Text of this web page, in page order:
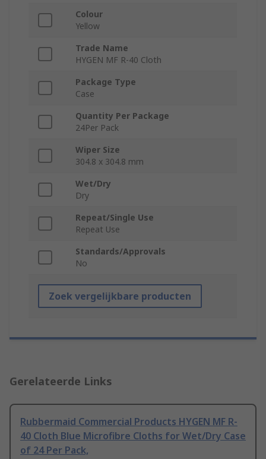
Colour
Yellow
Trade Name
HYGEN MF R-40 Cloth
Package Type
Case
Quantity Per Package
24Per Pack
Wiper Size
304.8 x 304.8 mm
Wet/Dry
Dry
Repeat/Single Use
Repeat Use
Standards/Approvals
No
Zoek vergelijkbare producten
Gerelateerde Links
Rubbermaid Commercial Products HYGEN MF R-
40 Cloth Blue Microfibre Cloths for Wet/Dry Case
of 24 Per Pack,